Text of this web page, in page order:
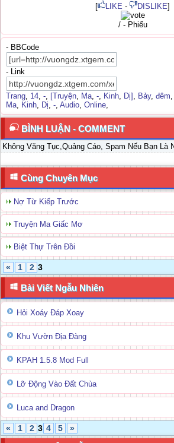
[
LIKE - DISLIKE]
/ - Phiếu
- BBCode
- Link
Trang, 14, -, [Truyện, Ma, -, Kinh, Dị] , Bảy, đêm,
Ma, Kinh, Dị, -, Audio, Online,
BÌNH LUẬN - COMMENT
Không Văng Tục,Quảng Cáo, Spam Nếu Bạn Là
Cùng Chuyên Mục
Nợ Từ Kiếp Trước
Truyện Ma Giấc Mơ
Biệt Thự Trên Đồi
« 1 2 3
Bài Viết Ngẫu Nhiên
Hỏi Xoáy Đáp Xoay
Khu Vườn Địa Đàng
KPAH 1.5.8 Mod Full
Lỡ Động Vào Đất Chùa
Luca and Dragon
« 1 2 3 4 5 »